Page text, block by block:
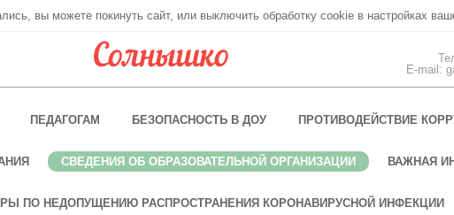
вы можете покинуть сайт, или выключить обработку cookie в настройках
E-mail:
ПЕДАГОГАМ БЕЗОПАСНОСТЬ В ДОУ ПРОТИВОДЕЙСТВИЕ
СВЕДЕНИЯ ОБ ОБРАЗОВАТЕЛЬНОЙ ОРГАНИЗАЦИИ ВАЖНАЯ
ПО НЕДОПУЩЕНИЮ РАСПРОСТРАНЕНИЯ КОРОНАВИРУСНОЙ ИНФЕКЦИИ